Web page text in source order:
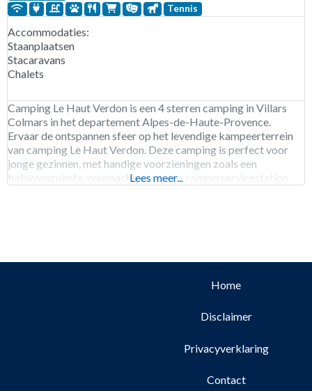
Tennis
Accommodaties:
Staanplaatsen
Stacaravans
Chalets
Camping Le Haut Verdon is een 4 sterren camping in Villars
Colmars in het departement Alpes-de-Haute-Provence.
Ervaar de ontspannen sfeer op het levendige kampeerterrein
van camping Le Haut Verdon. Deze camping is perfect voor
jonge gezinnen, met handige voorzieningen zoals een
babywasruimte, wasmachines en een camperservicestation.
Lees meer...
Home
Disclaimer
Privacyverklaring
Contact